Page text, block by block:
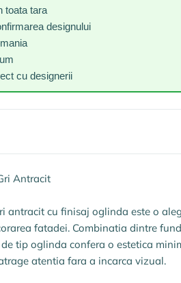
toata tara
designului
cu designerii
Antracit
antracit cu finisaj oglinda este o
fatadei. Combinatia dintre
tip oglinda confera o estetica
atentia fara a incarca vizual.